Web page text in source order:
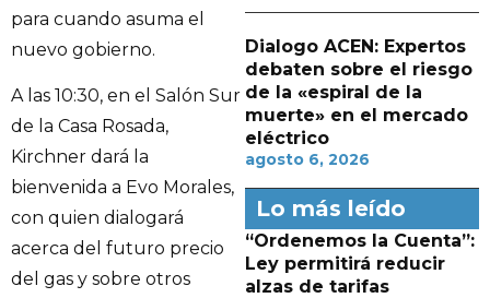
para cuando asuma el
nuevo gobierno.
A las 10:30, en el Salón Sur
de la Casa Rosada,
Kirchner dará la
bienvenida a Evo Morales,
con quien dialogará
acerca del futuro precio
del gas y sobre otros
Dialogo ACEN: Expertos
debaten sobre el riesgo
de la «espiral de la
muerte» en el mercado
eléctrico
agosto 6, 2026
Lo más leído
“Ordenemos la Cuenta”:
Ley permitirá reducir
alzas de tarifas